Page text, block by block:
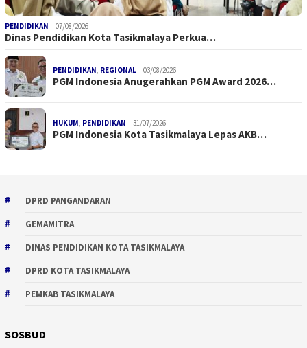
PENDIDIKAN 07/08/2026
Dinas Pendidikan Kota Tasikmalaya Perkua…
PENDIDIKAN REGIONAL 03/08/2026
PGM Indonesia Anugerahkan PGM Award 2026…
HUKUM PENDIDIKAN 31/07/2026
PGM Indonesia Kota Tasikmalaya Lepas AKB…
DPRD PANGANDARAN
GEMAMITRA
DINAS PENDIDIKAN KOTA TASIKMALAYA
DPRD KOTA TASIKMALAYA
PEMKAB TASIKMALAYA
SOSBUD